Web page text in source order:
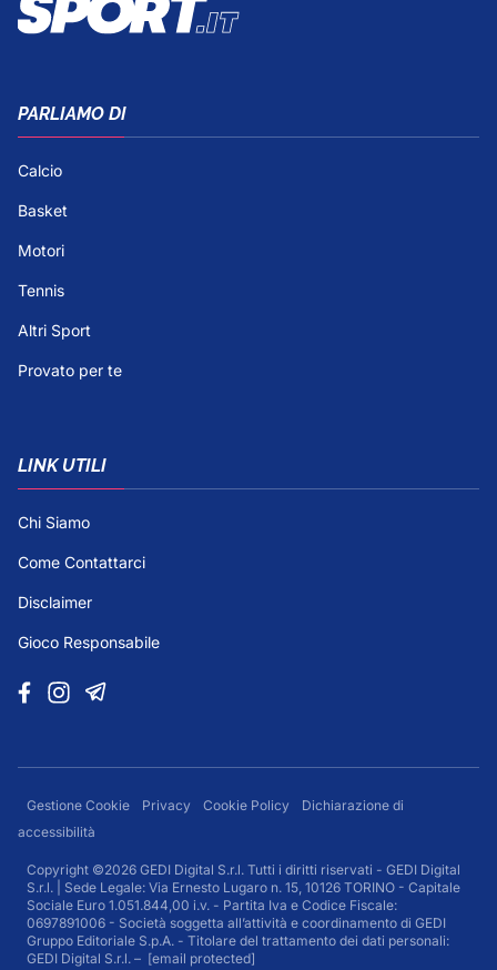
PARLIAMO DI
Calcio
Basket
Motori
Tennis
Altri Sport
Provato per te
LINK UTILI
Chi Siamo
Come Contattarci
Disclaimer
Gioco Responsabile
Gestione Cookie Privacy Cookie Policy
Dichiarazione di
accessibilità
Copyright ©2026 GEDI Digital S.r.l. Tutti i diritti riservati - GEDI Digital
S.r.l. | Sede Legale: Via Ernesto Lugaro n. 15, 10126 TORINO - Capitale
Sociale Euro 1.051.844,00 i.v. - Partita Iva e Codice Fiscale:
0697891006 - Società soggetta all’attività e coordinamento di GEDI
Gruppo Editoriale S.p.A. - Titolare del trattamento dei dati personali:
GEDI Digital S.r.l. – [email protected]